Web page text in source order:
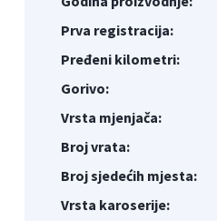
Prva registracija:
Pređeni kilometri:
Gorivo:
Vrsta mjenjača:
Broj vrata:
Broj sjedećih mjesta:
Vrsta karoserije: